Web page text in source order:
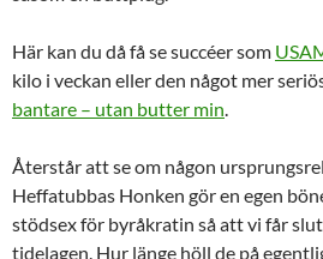
Här kan du då få se succéer som
kilo i veckan eller den något mer
bantare – utan butter min
Återstår att se om någon
Heffatubbas Honken gör en egen
stödsex för byråkratin så att vi får
tidelagen. Hur länge höll de på